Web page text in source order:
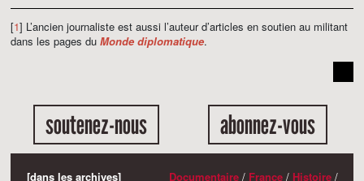
[1] L’ancien journaliste est aussi l’auteur d’articles en soutien au militant
dans les pages du Monde diplomatique.
soutenez-nous abonnez-vous
[dans les archives] Documentaire/ France/ Histoire/